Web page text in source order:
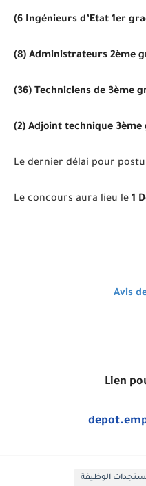
(6 Ingénieurs d’Etat 1er
(8) Administrateurs 2ème
(36) Techniciens de 3ème
(2) Adjoint technique 3ème
Le dernier délai pour
Le concours aura lieu le 1
Avis
Lien
الوظيفة